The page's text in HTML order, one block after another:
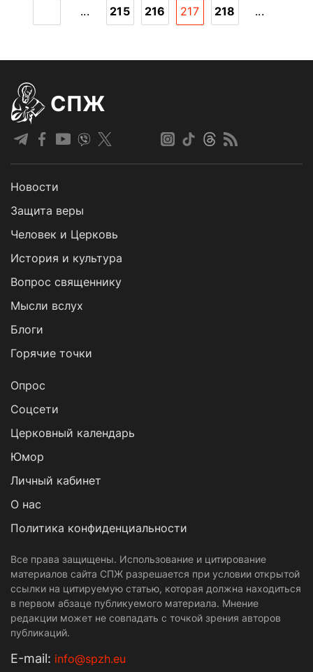
... 215 216 217 218 ...
СПЖ
Новости
Защита веры
Человек и Церковь
История и культура
Вопрос священнику
Мысли вслух
Блоги
Горячие точки
Опрос
Cоцсети
Церковный календарь
Юмор
Личный кабинет
О нас
Политика конфиденциальности
Все права защищены. Использование и цитирование
материалов сайта СПЖ разрешается при условии открытой
ссылки на цитируемую статью, которая должна находиться
в первом абзаце публикуемого материала. Мнение
редакции может не совпадать с точкой зрения авторов
публикаций.
Е-mail: info@spzh.eu